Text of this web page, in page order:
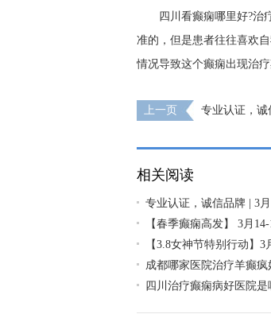
四川看癫痫哪里好?治
准的，但是患者往往喜欢
情况导致这个癫痫出现治
上一页
专业认证，诚
相关阅读
专业认证，诚信品牌 | 3
【春季癫痫高发】 3月
【3.8女神节特别行动】3
成都哪家医院治疗羊癫疯
四川治疗癫痫病好医院是